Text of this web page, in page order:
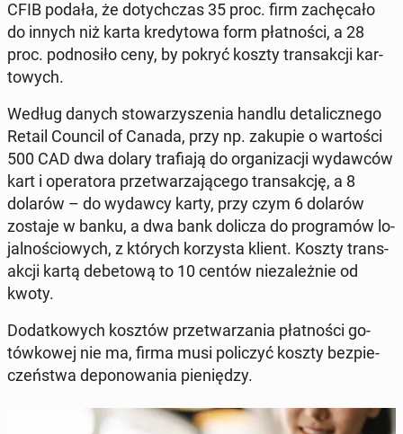
CFIB podała, że do­tych­czas 35 proc. firm za­chę­ca­ło
do innych niż karta kre­dy­to­wa form płat­no­ści, a 28
proc. pod­no­si­ło ceny, by pokryć koszty trans­ak­cji kar­
to­wych.
Według danych sto­wa­rzy­sze­nia handlu de­ta­licz­ne­go
Retail Council of Canada, przy np. zakupie o war­to­ści
500 CAD dwa dolary tra­fia­ją do or­ga­ni­za­cji wy­daw­ców
kart i ope­ra­to­ra prze­twa­rza­ją­ce­go trans­ak­cję, a 8
dolarów – do wydawcy karty, przy czym 6 dolarów
zostaje w banku, a dwa bank dolicza do pro­gra­mów lo­
jal­no­ścio­wych, z których ko­rzy­sta klient. Koszty trans­
ak­cji kartą de­be­to­wą to 10 centów nie­za­leż­nie od
kwoty.
Do­dat­ko­wych kosztów prze­twa­rza­nia płat­no­ści go­
tów­ko­wej nie ma, firma musi po­li­czyć koszty bez­pie­
czeń­stwa de­po­no­wa­nia pie­nię­dzy.